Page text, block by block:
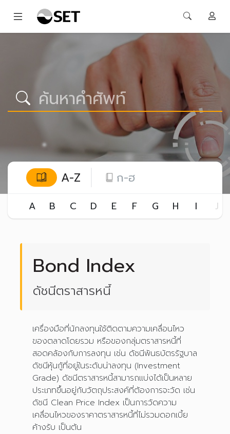
A-Z ก-ฮ
A B C D E F G H I J
Bond Index
ดัชนีตราสารหนี้
เครื่องมือที่นักลงทุนใช้ติดตามความเคลื่อนไหว
ของตลาดโดยรวม หรือของกลุ่มตราสารหนี้ที่
สอดคล้องกับการลงทุน เช่น ดัชนีพันธบัตรรัฐบาล
ดัชนีหุ้นกู้ที่อยู่ในระดับน่าลงทุน (Investment
Grade) ดัชนีตราสารหนี้สามารถแบ่งได้เป็นหลาย
ประเภทขึ้นอยู่กับวัตถุประสงค์ที่ต้องการจะวัด เช่น
ดัชนี Clean Price Index เป็นการวัดความ
เคลื่อนไหวของราคาตราสารหนี้ที่ไม่รวมดอกเบี้ย
ค้างรับ เป็นต้น